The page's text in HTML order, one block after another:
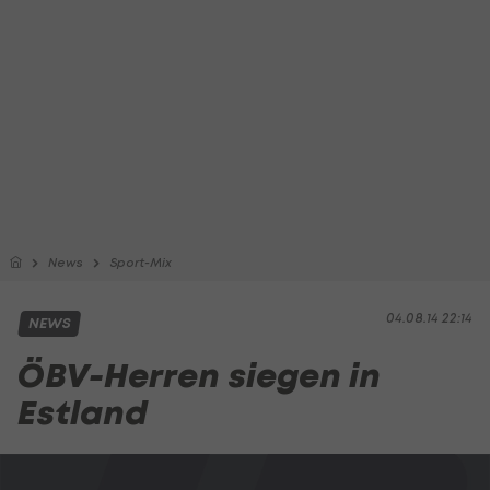
News Sport-Mix
04.08.14 22:14
NEWS
ÖBV-Herren siegen in
Estland